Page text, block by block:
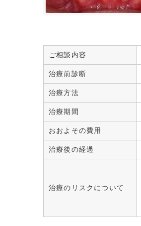
ご相談内容
治療前診断
治療方法
治療期間
おおよその費用
治療後の経過
治療のリスクについて